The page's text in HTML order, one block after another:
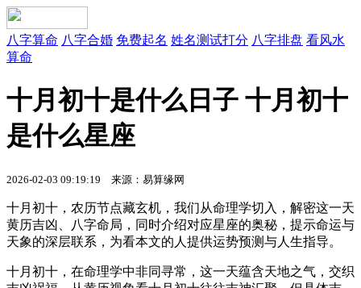
八字算命 八字合婚 免费起名 姓名测试打分 八字排盘 看风水
算命
十月初十是什么日子 十月初十
是什么星座
2026-02-03 09:19:19 来源：易算缘网
十月初十，农历节点藏玄机，我们从命理学切入，解密这一天
黄历吉凶、八字命局，同时介绍对应星座的奥秘，提示命运与
天象的深层联系，为看本文的人提供运势预测与人生指导。
十月初十，在命理学中非同寻常，这一天蕴含天地之气，交织